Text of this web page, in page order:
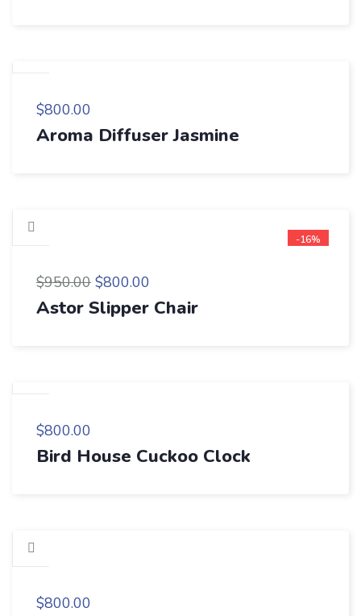
$800.00
Aroma Diffuser Jasmine
-16%
$950.00 $800.00
Astor Slipper Chair
$800.00
Bird House Cuckoo Clock
$800.00